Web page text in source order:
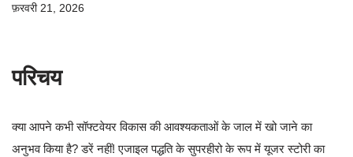
फ़रवरी 21, 2026
परिचय
क्या आपने कभी सॉफ्टवेयर विकास की आवश्यकताओं के जाल में खो जाने का
अनुभव किया है? डरें नहीं! एजाइल पद्धति के सुपरहीरो के रूप में यूजर स्टोरी का